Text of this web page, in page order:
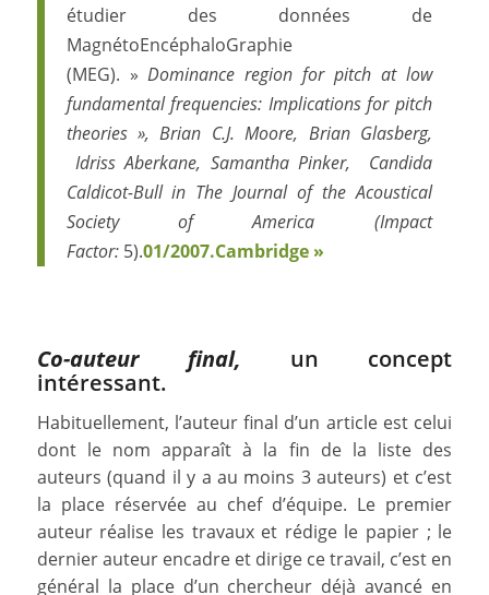
étudier des données de
MagnétoEncéphaloGraphie
(MEG). »Dominance region for pitch at low
fundamental frequencies: Implications for pitch
theories », Brian C.J. Moore, Brian Glasberg,
Idriss Aberkane, Samantha Pinker, Candida
Caldicot-Bull in The Journal of the Acoustical
Society of America (Impact
Factor: 5).01/2007.Cambridge »
Co-auteur final, un concept
intéressant.
Habituellement, l’auteur final d’un article est celui
dont le nom apparaît à la fin de la liste des
auteurs (quand il y a au moins 3 auteurs) et c’est
la place réservée au chef d’équipe. Le premier
auteur réalise les travaux et rédige le papier ; le
dernier auteur encadre et dirige ce travail, c’est en
général la place d’un chercheur déjà avancé en